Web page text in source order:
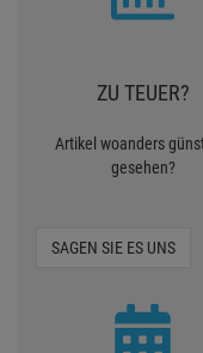
ZU TEUER?
Artikel woanders
gesehen?
SAGEN SIE ES UNS